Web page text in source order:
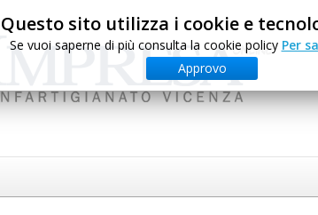
Questo sito utilizza i cookie e
Se vuoi saperne di più consulta la cookie policy Per
Approvo